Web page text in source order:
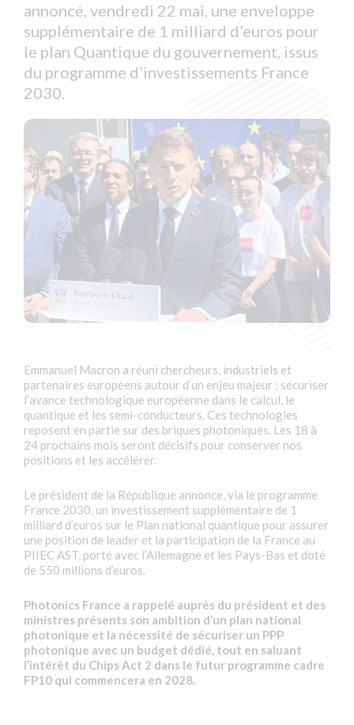
annoncé, vendredi 22 mai, une enveloppe
supplémentaire de 1 milliard d’euros pour
le plan Quantique du gouvernement, issus
du programme d’investissements France
2030.
Emmanuel Macron a réuni chercheurs, industriels et
partenaires européens autour d’un enjeu majeur : sécuriser
l’avance technologique européenne dans le calcul, le
quantique et les semi-conducteurs. Ces technologies
reposent en partie sur des briques photoniques. Les 18 à
24 prochains mois seront décisifs pour conserver nos
positions et les accélérer.
Le président de la République annonce, via le programme
France 2030, un investissement supplémentaire de 1
milliard d’euros sur le Plan national quantique pour assurer
une position de leader et la participation de la France au
PIIEC AST, porté avec l’Allemagne et les Pays-Bas et doté
de 550 millions d’euros.
Photonics France a rappelé auprès du président et des
ministres présents son ambition d’un plan national
photonique et la nécessité de sécuriser un PPP
photonique avec un budget dédié, tout en saluant
l’intérêt du Chips Act 2 dans le futur programme cadre
FP10 qui commencera en 2028.